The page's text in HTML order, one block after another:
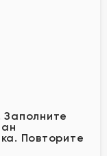
Заполните
Повторите